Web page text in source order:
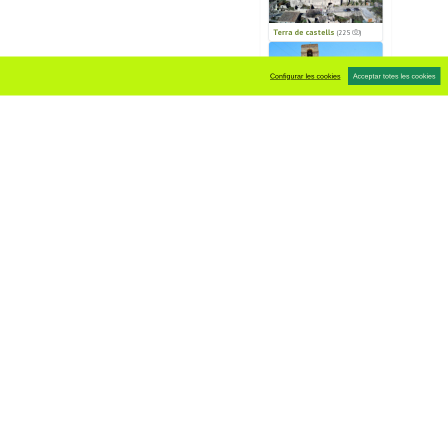
Configurar les cookies Acceptar totes les cookies
Terra de castells (225 )